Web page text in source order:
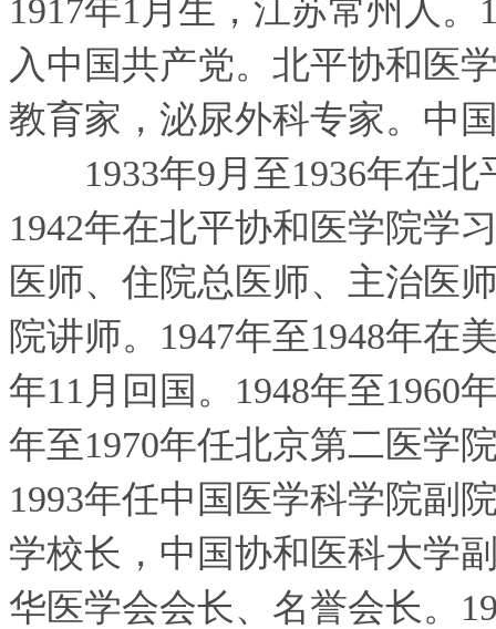
1917年1月生，江苏常州人
入中国共产党。北平协和医
教育家，泌尿外科专家。中
1933年9月至1936年在北
1942年在北平协和医学院学
医师、住院总医师、主治医
院讲师。1947年至1948年在
年11月回国。1948年至1960
年至1970年任北京第二医学
1993年任中国医学科学院副
学校长，中国协和医科大学
华医学会会长、名誉会长。